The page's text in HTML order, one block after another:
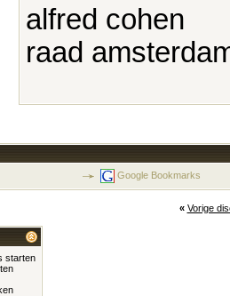
alfred cohen
raad
Google Bookmarks
« Vorige
starten